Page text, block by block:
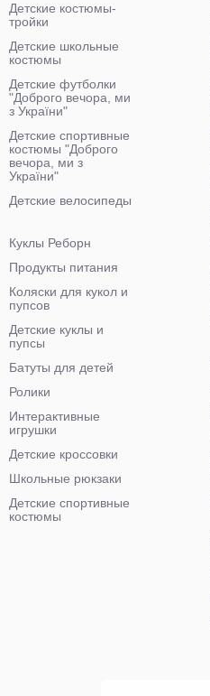
Детские костюмы-
тройки
Детские школьные
костюмы
Детские футболки
"Доброго вечора, ми
з України"
Детские спортивные
костюмы "Доброго
вечора, ми з
України"
Детские велосипеды
Куклы Реборн
Продукты питания
Коляски для кукол и
пупсов
Детские куклы и
пупсы
Батуты для детей
Ролики
Интерактивные
игрушки
Детские кроссовки
Школьные рюкзаки
Детские спортивные
костюмы